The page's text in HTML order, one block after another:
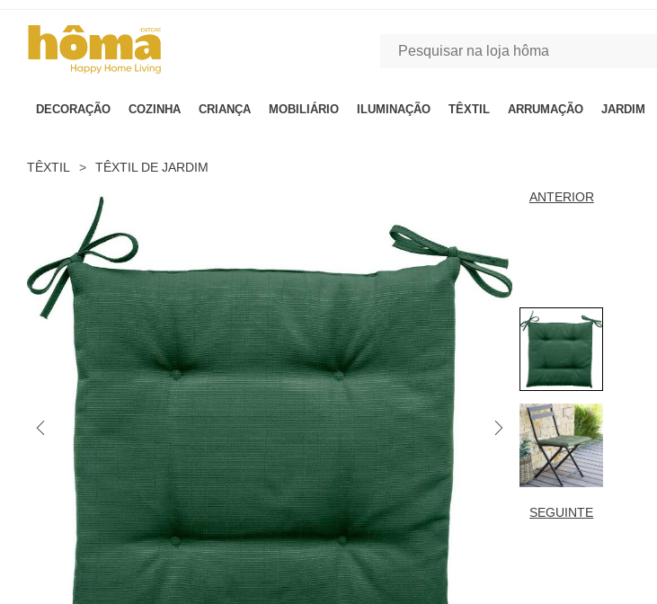
DECORAÇÃO COZINHA CRIANÇA MOBILIÁRIO ILUMINAÇÃO TÊXTIL ARRUMAÇÃO JARDIM
TÊXTIL > TÊXTIL DE JARDIM
ANTERIOR
SEGUINTE